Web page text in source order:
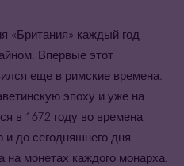
«Британия» каждый год
Впервые этот
еще в римские времена.
эпоху и уже на
в 1672 году во времена
до сегодняшнего дня
на монетах каждого монарха.